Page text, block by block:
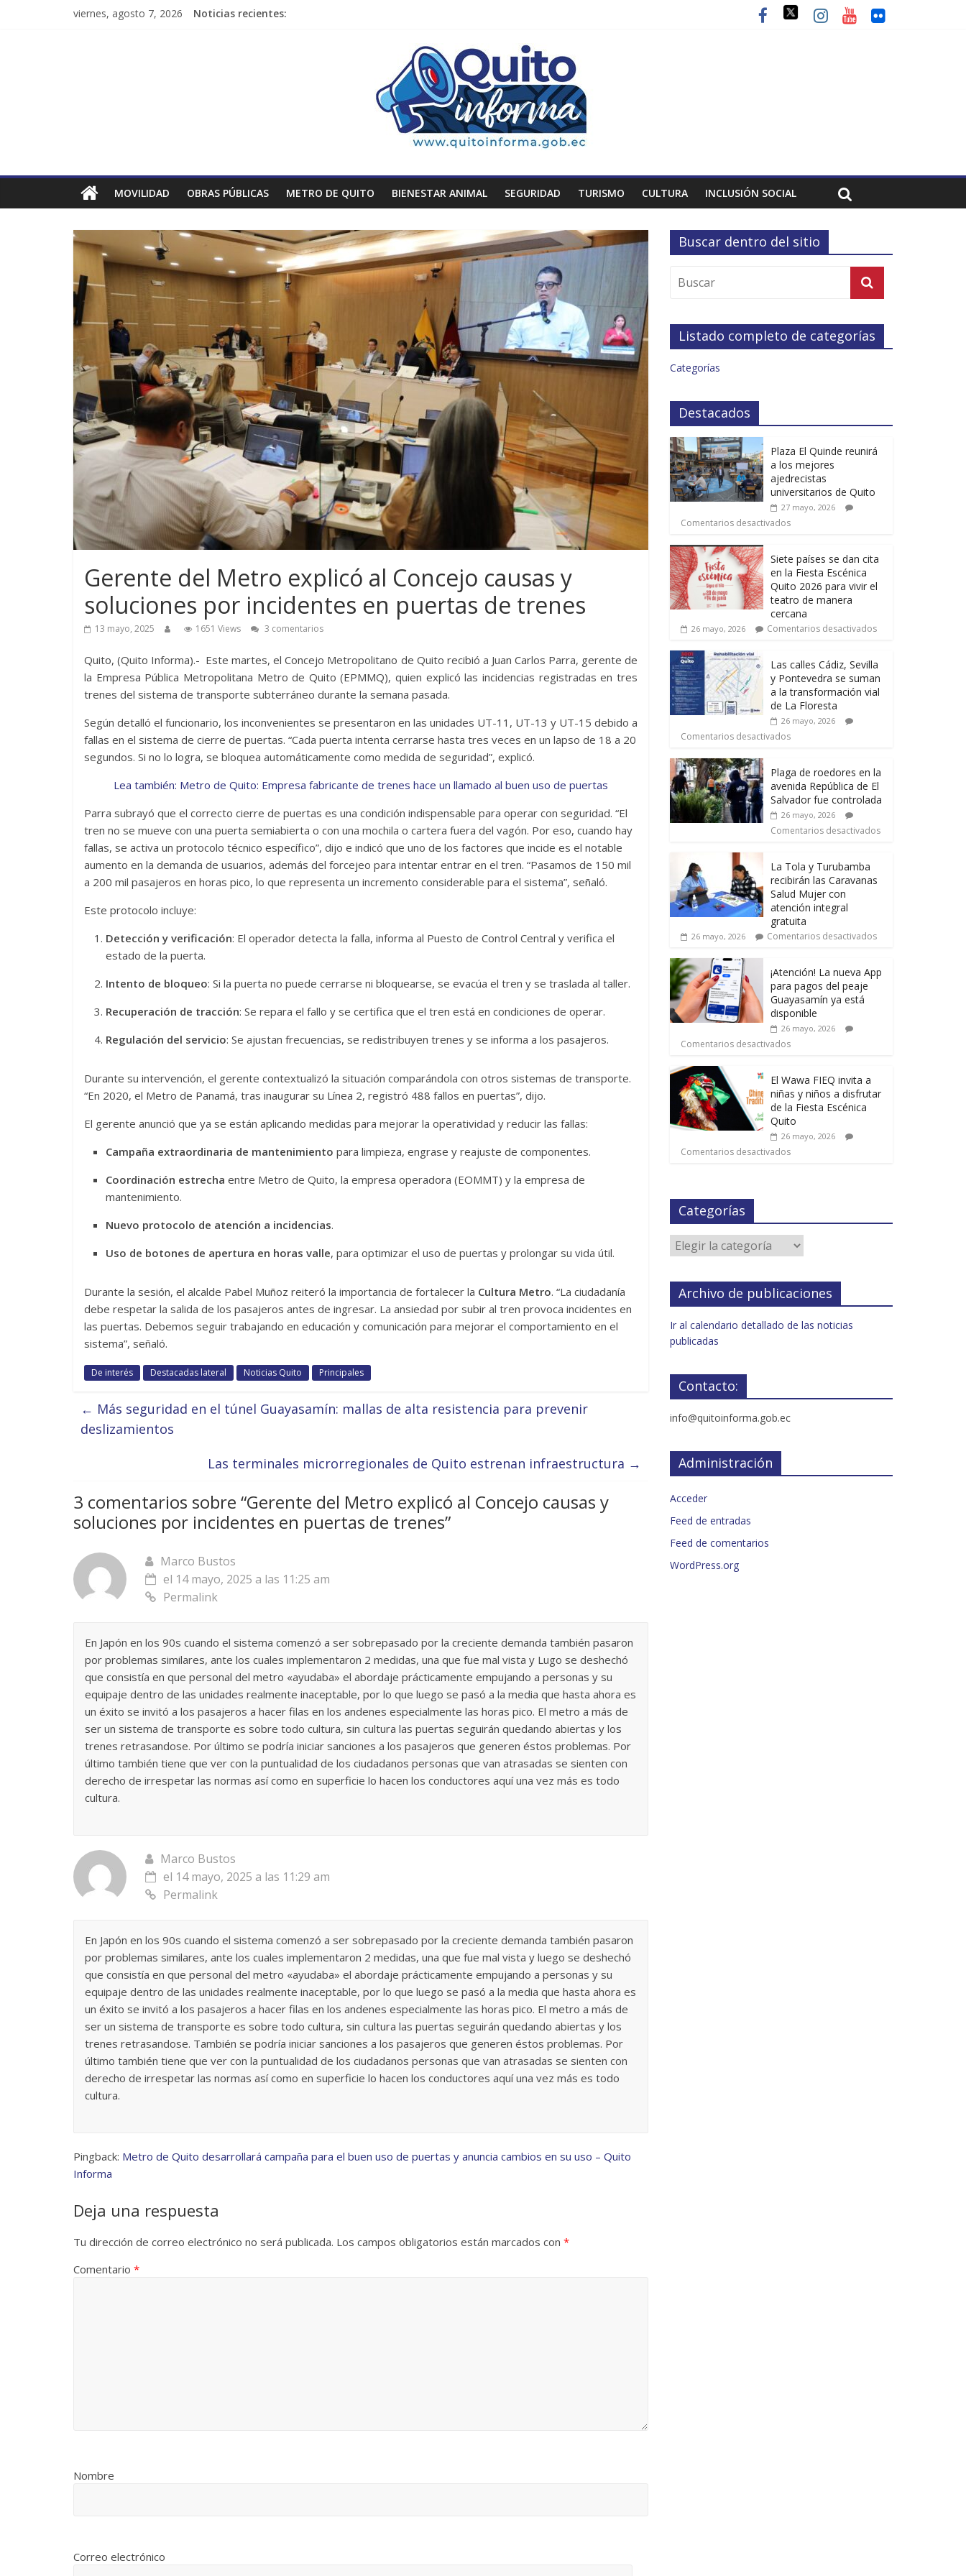
viernes, agosto 7, 2026 Noticias recientes:
MOVILIDAD OBRAS PÚBLICAS METRO DE QUITO BIENESTAR ANIMAL SEGURIDAD TURISMO CULTURA INCLUSIÓN SOCIAL
Gerente del Metro explicó al Concejo causas y
soluciones por incidentes en puertas de trenes
13 mayo, 2025 1651 Views 3 comentarios
Quito, (Quito Informa).- Este martes, el Concejo Metropolitano de Quito recibió a Juan Carlos Parra, gerente de
la Empresa Pública Metropolitana Metro de Quito (EPMMQ), quien explicó las incidencias registradas en tres
trenes del sistema de transporte subterráneo durante la semana pasada.
Según detalló el funcionario, los inconvenientes se presentaron en las unidades UT-11, UT-13 y UT-15 debido a
fallas en el sistema de cierre de puertas. “Cada puerta intenta cerrarse hasta tres veces en un lapso de 18 a 20
segundos. Si no lo logra, se bloquea automáticamente como medida de seguridad”, explicó.
Lea también: Metro de Quito: Empresa fabricante de trenes hace un llamado al buen uso de puertas
Parra subrayó que el correcto cierre de puertas es una condición indispensable para operar con seguridad. “El
tren no se mueve con una puerta semiabierta o con una mochila o cartera fuera del vagón. Por eso, cuando hay
fallas, se activa un protocolo técnico específico”, dijo e indicó que uno de los factores que incide es el notable
aumento en la demanda de usuarios, además del forcejeo para intentar entrar en el tren. “Pasamos de 150 mil
a 200 mil pasajeros en horas pico, lo que representa un incremento considerable para el sistema”, señaló.
Este protocolo incluye:
Detección y verificación: El operador detecta la falla, informa al Puesto de Control Central y verifica el
estado de la puerta.
Intento de bloqueo: Si la puerta no puede cerrarse ni bloquearse, se evacúa el tren y se traslada al taller.
Recuperación de tracción: Se repara el fallo y se certifica que el tren está en condiciones de operar.
Regulación del servicio: Se ajustan frecuencias, se redistribuyen trenes y se informa a los pasajeros.
Durante su intervención, el gerente contextualizó la situación comparándola con otros sistemas de transporte.
“En 2020, el Metro de Panamá, tras inaugurar su Línea 2, registró 488 fallos en puertas”, dijo.
El gerente anunció que ya se están aplicando medidas para mejorar la operatividad y reducir las fallas:
Campaña extraordinaria de mantenimiento para limpieza, engrase y reajuste de componentes.
Coordinación estrecha entre Metro de Quito, la empresa operadora (EOMMT) y la empresa de
mantenimiento.
Nuevo protocolo de atención a incidencias.
Uso de botones de apertura en horas valle, para optimizar el uso de puertas y prolongar su vida útil.
Durante la sesión, el alcalde Pabel Muñoz reiteró la importancia de fortalecer la Cultura Metro. “La ciudadanía
debe respetar la salida de los pasajeros antes de ingresar. La ansiedad por subir al tren provoca incidentes en
las puertas. Debemos seguir trabajando en educación y comunicación para mejorar el comportamiento en el
sistema”, señaló.
De interés Destacadas lateral Noticias Quito Principales
← Más seguridad en el túnel Guayasamín: mallas de alta resistencia para prevenir
deslizamientos
Las terminales microrregionales de Quito estrenan infraestructura →
3 comentarios sobre “Gerente del Metro explicó al Concejo causas y
soluciones por incidentes en puertas de trenes”
Marco Bustos
el 14 mayo, 2025 a las 11:25 am
Permalink
En Japón en los 90s cuando el sistema comenzó a ser sobrepasado por la creciente demanda también pasaron
por problemas similares, ante los cuales implementaron 2 medidas, una que fue mal vista y Lugo se deshechó
que consistía en que personal del metro «ayudaba» el abordaje prácticamente empujando a personas y su
equipaje dentro de las unidades realmente inaceptable, por lo que luego se pasó a la media que hasta ahora es
un éxito se invitó a los pasajeros a hacer filas en los andenes especialmente las horas pico. El metro a más de
ser un sistema de transporte es sobre todo cultura, sin cultura las puertas seguirán quedando abiertas y los
trenes retrasandose. Por último se podría iniciar sanciones a los pasajeros que generen éstos problemas. Por
último también tiene que ver con la puntualidad de los ciudadanos personas que van atrasadas se sienten con
derecho de irrespetar las normas así como en superficie lo hacen los conductores aquí una vez más es todo
cultura.
Marco Bustos
el 14 mayo, 2025 a las 11:29 am
Permalink
En Japón en los 90s cuando el sistema comenzó a ser sobrepasado por la creciente demanda también pasaron
por problemas similares, ante los cuales implementaron 2 medidas, una que fue mal vista y luego se deshechó
que consistía en que personal del metro «ayudaba» el abordaje prácticamente empujando a personas y su
equipaje dentro de las unidades realmente inaceptable, por lo que luego se pasó a la media que hasta ahora es
un éxito se invitó a los pasajeros a hacer filas en los andenes especialmente las horas pico. El metro a más de
ser un sistema de transporte es sobre todo cultura, sin cultura las puertas seguirán quedando abiertas y los
trenes retrasandose. También se podría iniciar sanciones a los pasajeros que generen éstos problemas. Por
último también tiene que ver con la puntualidad de los ciudadanos personas que van atrasadas se sienten con
derecho de irrespetar las normas así como en superficie lo hacen los conductores aquí una vez más es todo
cultura.
Pingback: Metro de Quito desarrollará campaña para el buen uso de puertas y anuncia cambios en su uso – Quito
Informa
Deja una respuesta
Tu dirección de correo electrónico no será publicada. Los campos obligatorios están marcados con *
Comentario *
Nombre
Correo electrónico
Buscar dentro del sitio
Listado completo de categorías
Categorías
Destacados
Plaza El Quinde reunirá
a los mejores
ajedrecistas
universitarios de Quito
27 mayo, 2026
Comentarios desactivados
Siete países se dan cita
en la Fiesta Escénica
Quito 2026 para vivir el
teatro de manera
cercana
26 mayo, 2026 Comentarios desactivados
Las calles Cádiz, Sevilla
y Pontevedra se suman
a la transformación vial
de La Floresta
26 mayo, 2026
Comentarios desactivados
Plaga de roedores en la
avenida República de El
Salvador fue controlada
26 mayo, 2026
Comentarios desactivados
La Tola y Turubamba
recibirán las Caravanas
Salud Mujer con
atención integral
gratuita
26 mayo, 2026 Comentarios desactivados
¡Atención! La nueva App
para pagos del peaje
Guayasamín ya está
disponible
26 mayo, 2026
Comentarios desactivados
El Wawa FIEQ invita a
niñas y niños a disfrutar
de la Fiesta Escénica
Quito
26 mayo, 2026
Comentarios desactivados
Categorías
Archivo de publicaciones
Ir al calendario detallado de las noticias
publicadas
Contacto:
info@quitoinforma.gob.ec
Administración
Acceder
Feed de entradas
Feed de comentarios
WordPress.org